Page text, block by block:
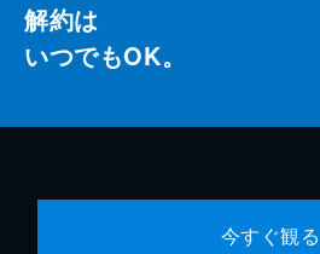
解約は
いつでもOK。
今すぐ観る